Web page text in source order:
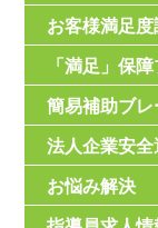
お客様満足
「満足」保
簡易補助ブ
法人企業安
お悩み解決